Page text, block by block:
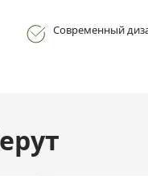
Современный